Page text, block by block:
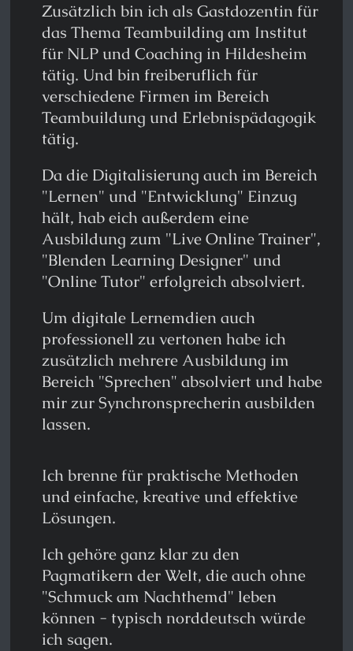
Zusätzlich bin ich als Gastdozentin für
das Thema Teambuilding am Institut
für NLP und Coaching in Hildesheim
tätig. Und bin freiberuflich für
verschiedene Firmen im Bereich
Teambuildung und Erlebnispädagogik
tätig.
Da die Digitalisierung auch im Bereich
"Lernen" und "Entwicklung" Einzug
hält, hab eich außerdem eine
Ausbildung zum "Live Online Trainer",
"Blenden Learning Designer" und
"Online Tutor" erfolgreich absolviert.
Um digitale Lernemdien auch
professionell zu vertonen habe ich
zusätzlich mehrere Ausbildung im
Bereich "Sprechen" absolviert und habe
mir zur Synchronsprecherin ausbilden
lassen.
Ich brenne für praktische Methoden
und einfache, kreative und effektive
Lösungen.
Ich gehöre ganz klar zu den
Pagmatikern der Welt, die auch ohne
"Schmuck am Nachthemd" leben
können - typisch norddeutsch würde
ich sagen.